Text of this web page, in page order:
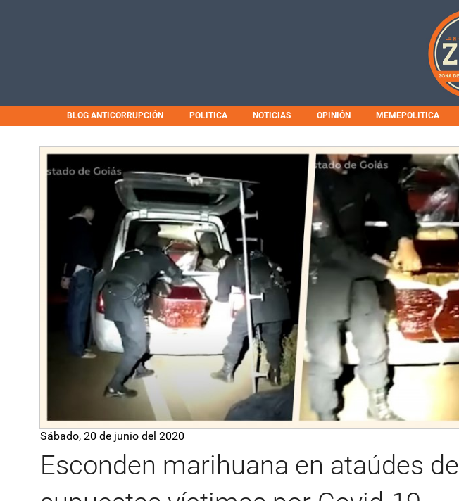
BLOG ANTICORRUPCIÓN POLITICA NOTICIAS OPINIÓN MEMEPOLITICA
Sábado, 20 de junio del 2020
Esconden marihuana en ataúdes de